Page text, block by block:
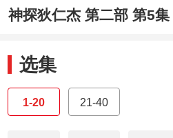
神探狄仁杰 第二部 第5集
选集
1-20 21-40